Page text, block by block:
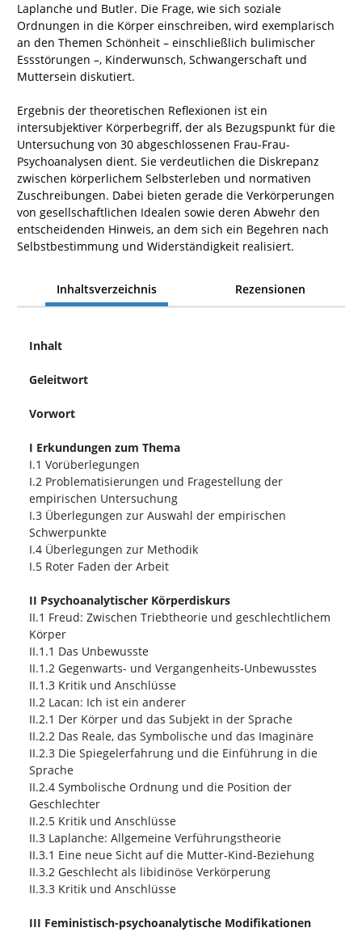
Laplanche und Butler. Die Frage, wie sich soziale
Ordnungen in die Körper einschreiben, wird exemplarisch
an den Themen Schönheit – einschließlich bulimischer
Essstörungen –, Kinderwunsch, Schwangerschaft und
Muttersein diskutiert.
Ergebnis der theoretischen Reflexionen ist ein
intersubjektiver Körperbegriff, der als Bezugspunkt für die
Untersuchung von 30 abgeschlossenen Frau-Frau-
Psychoanalysen dient. Sie verdeutlichen die Diskrepanz
zwischen körperlichem Selbsterleben und normativen
Zuschreibungen. Dabei bieten gerade die Verkörperungen
von gesellschaftlichen Idealen sowie deren Abwehr den
entscheidenden Hinweis, an dem sich ein Begehren nach
Selbstbestimmung und Widerständigkeit realisiert.
Inhaltsverzeichnis Rezensionen
Inhalt
Geleitwort
Vorwort
I Erkundungen zum Thema
I.1 Vorüberlegungen
I.2 Problematisierungen und Fragestellung der
empirischen Untersuchung
I.3 Überlegungen zur Auswahl der empirischen
Schwerpunkte
I.4 Überlegungen zur Methodik
I.5 Roter Faden der Arbeit
II Psychoanalytischer Körperdiskurs
II.1 Freud: Zwischen Triebtheorie und geschlechtlichem
Körper
II.1.1 Das Unbewusste
II.1.2 Gegenwarts- und Vergangenheits-Unbewusstes
II.1.3 Kritik und Anschlüsse
II.2 Lacan: Ich ist ein anderer
II.2.1 Der Körper und das Subjekt in der Sprache
II.2.2 Das Reale, das Symbolische und das Imaginäre
II.2.3 Die Spiegelerfahrung und die Einführung in die
Sprache
II.2.4 Symbolische Ordnung und die Position der
Geschlechter
II.2.5 Kritik und Anschlüsse
II.3 Laplanche: Allgemeine Verführungstheorie
II.3.1 Eine neue Sicht auf die Mutter-Kind-Beziehung
II.3.2 Geschlecht als libidinöse Verkörperung
II.3.3 Kritik und Anschlüsse
III Feministisch-psychoanalytische Modifikationen